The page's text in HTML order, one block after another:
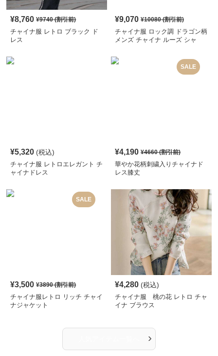
¥8,760 ¥9740(割引前)
チャイナ服 レトロ ブラック ド
レス
¥9,070 ¥10080(割引前)
チャイナ服 ロック調 ドラゴン柄
メンズ チャイナ ルーズ シャ
¥5,320 (税込)
チャイナ服 レトロエレガント チ
ャイナドレス
SALE
¥4,190 ¥4660(割引前)
華やか花柄刺繍入りチャイナド
レス膝丈
SALE
¥3,500 ¥3890(割引前)
チャイナ服レトロ リッチ チャイ
ナジャケット
¥4,280 (税込)
チャイナ服 桃の花 レトロ チャ
イナ ブラウス
›